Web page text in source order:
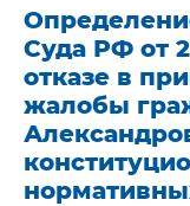
Суда РФ от
отказе в
жалобы